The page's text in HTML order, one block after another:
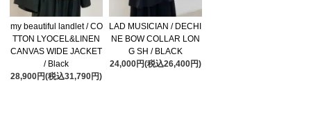
my beautiful landlet / CO
TTON LYOCEL&LINEN
CANVAS WIDE JACKET
/ Black
28,900円(税込31,790円)
LAD MUSICIAN / DECHI
NE BOW COLLAR LON
G SH / BLACK
24,000円(税込26,400円)